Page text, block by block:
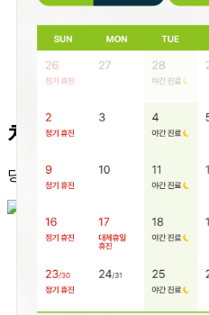
ROOT DENTAL CLINIC치료
임상경력 15년 이상의 대
꼭 필요한 치료만 정직하
치료의 과정까지 배
당신의 불안까지 살피는 루트